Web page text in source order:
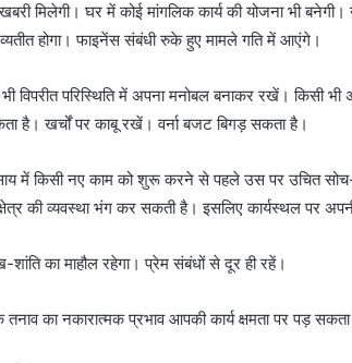
मिलेगी। घर में कोई मांगलिक कार्य की योजना भी
होगा। फाइनेंस संबंधी रुके हुए मामले गति में आएंगे।
विपरीत परिस्थिति में अपना मनोबल बनाकर रखें। किसी
है। खर्चों पर काबू रखें। वर्ना बजट बिगड़ सकता है।
में किसी नए काम को शुरू करने से पहले उस पर उचित
की व्यवस्था भंग कर सकती है। इसलिए कार्यस्थल पर
का माहौल रहेगा। प्रेम संबंधों से दूर ही रहें।
का नकारात्मक प्रभाव आपकी कार्य क्षमता पर पड़